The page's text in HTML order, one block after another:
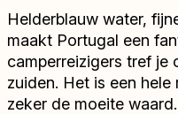
Helderblauw water,
maakt Portugal een
camperreizigers tref je
zuiden. Het is een
zeker de moeite waard.